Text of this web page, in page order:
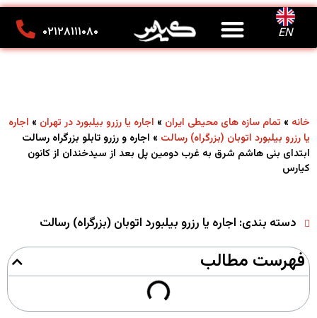
EN ۰۲۱۲۸۱۱۱۰۸۰
خانه » تمام سازه های محیطی ایران » اجاره یا رزرو بیلبورد در تهران » اجاره
یا رزرو بیلبورد اتوبان (بزرگراه) رسالت » اجاره و رزرو تابلو بزرگراه رسالت
ابتدای بنی هاشم شرق به غرب دومین پل بعد از سیدخندان از کانون
کیارس
دسته بندی: اجاره یا رزرو بیلبورد اتوبان (بزرگراه) رسالت
فهرست مطالب